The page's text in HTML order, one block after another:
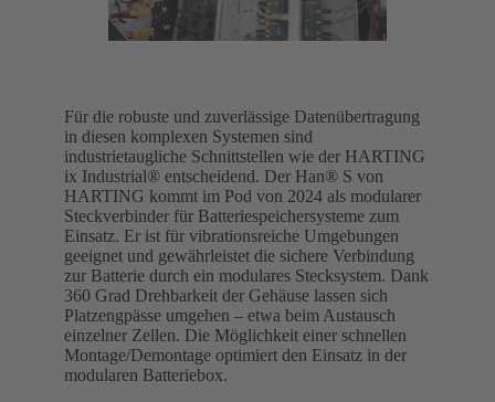
Für die robuste und zuverlässige Datenübertragung
in diesen komplexen Systemen sind
industrietaugliche Schnittstellen wie der HARTING
ix Industrial® entscheidend. Der Han® S von
HARTING kommt im Pod von 2024 als modularer
Steckverbinder für Batteriespeichersysteme zum
Einsatz. Er ist für vibrationsreiche Umgebungen
geeignet und gewährleistet die sichere Verbindung
zur Batterie durch ein modulares Stecksystem. Dank
360 Grad Drehbarkeit der Gehäuse lassen sich
Platzengpässe umgehen – etwa beim Austausch
einzelner Zellen. Die Möglichkeit einer schnellen
Montage/Demontage optimiert den Einsatz in der
modularen Batteriebox.